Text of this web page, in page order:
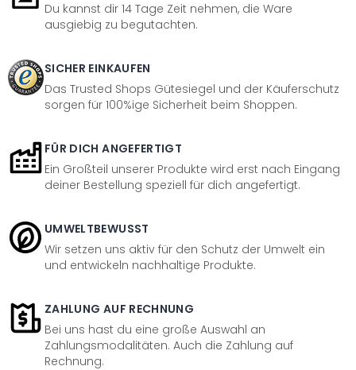
Du kannst dir 14 Tage Zeit nehmen, die Ware
ausgiebig zu begutachten.
SICHER EINKAUFEN
Das Trusted Shops Gütesiegel und der Käuferschutz
sorgen für 100%ige Sicherheit beim Shoppen.
FÜR DICH ANGEFERTIGT
Ein Großteil unserer Produkte wird erst nach Eingang
deiner Bestellung speziell für dich angefertigt.
UMWELTBEWUSST
Wir setzen uns aktiv für den Schutz der Umwelt ein
und entwickeln nachhaltige Produkte.
ZAHLUNG AUF RECHNUNG
Bei uns hast du eine große Auswahl an
Zahlungsmodalitäten. Auch die Zahlung auf
Rechnung.